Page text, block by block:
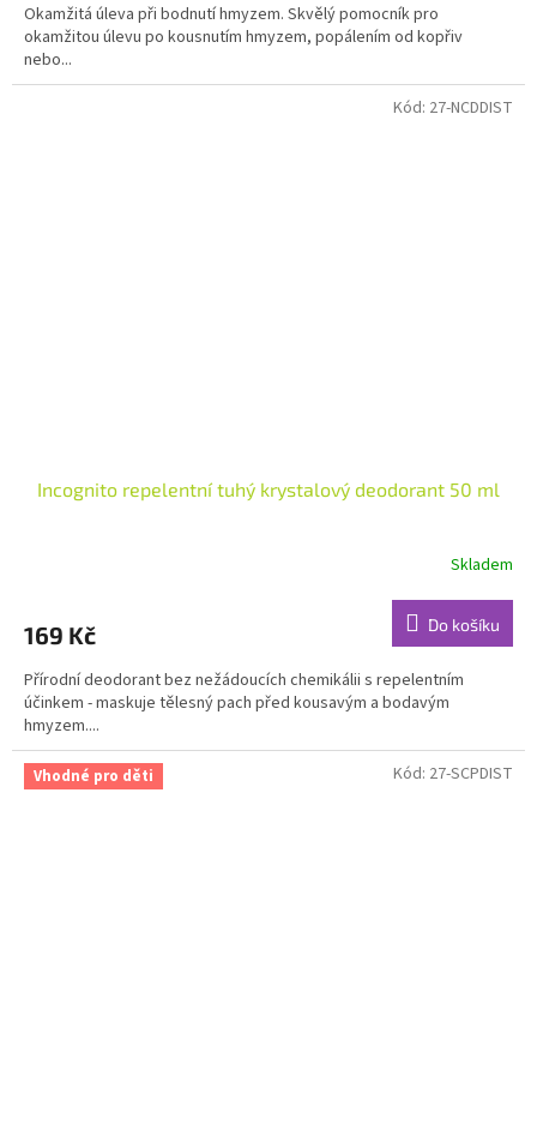
z
5
hvězdiček.
Okamžitá úleva při bodnutí hmyzem. Skvělý pomocník pro
okamžitou úlevu po kousnutím hmyzem, popálením od kopřiv
nebo...
Incognito repelentní tuhý krystalový deodorant 50 ml
je
z
5
hvězdiček.
Skladem
169 Kč Do košíku
Přírodní deodorant bez nežádoucích chemikálii s repelentním
účinkem - maskuje tělesný pach před kousavým a bodavým
hmyzem....
Kód: 27-NCDDIST
Vhodné pro děti Kód: 27-SCPDIST